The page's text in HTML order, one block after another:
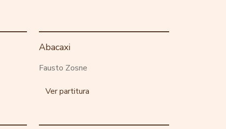
Abacaxi
Fausto Zosne
Ver partitura